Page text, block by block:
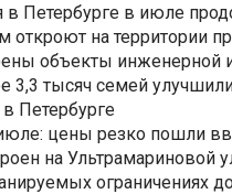
в Петербурге в июле
откроют на территории
объекты инженерной
3,3 тысяч семей
Петербурге
цены резко пошли
на
ограничениях